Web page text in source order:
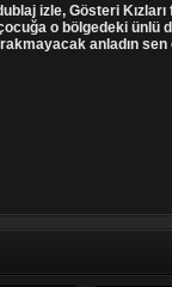
izle, Gösteri
o bölgedeki ünlü
anladın sen